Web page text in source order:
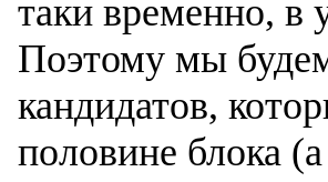
таки временно, в
Поэтому мы
кандидатов,
половине блока